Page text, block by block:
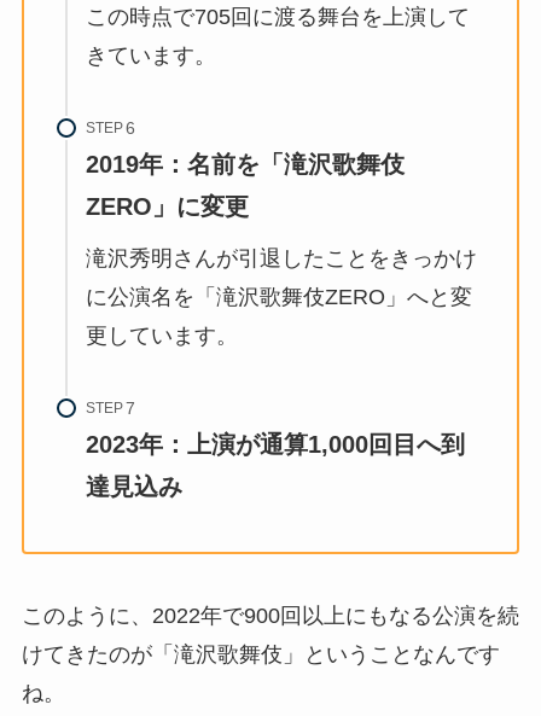
この時点で705回に渡る舞台を上演して
きています。
STEP
2019年：名前を「滝沢歌舞伎
ZERO」に変更
滝沢秀明さんが引退したことをきっかけ
に公演名を「滝沢歌舞伎ZERO」へと変
更しています。
STEP
2023年：上演が通算1,000回目へ到
達見込み
このように、2022年で900回以上にもなる公演を続
けてきたのが「滝沢歌舞伎」ということなんです
ね。